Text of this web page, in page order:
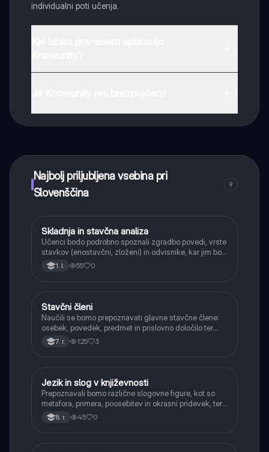
individualni poti učenja.
Najbolj priljubljena vsebina pri
Slovenščina
9
Slovenščina
Skladnja in stavčna analiza
Učenci bodo podrobno spoznali zgradbo povedi, vrste
stavkov (enostavčni, zloženi) in odvisnike, kar jim bo
omogočilo boljše razumevanje in tvorjenje
kompleksnejših besedil ter natančnejše izražanje
1. l. 55 0
Slovenščina
Stavčni členi
Naučili se bomo prepoznavati glavne stavčne člene:
osebek, povedek, predmet in prislovno določilo ter
njihovo vlogo v povedi.
7. r. 125 3
Slovenščina
Jezik in slog v književnosti
Prepoznavali bomo različne slogovne figure, kot so
metafora, primera, poosebitev in okrasni pridevek, ter
razumeli njihov pomen pri ustvarjanju vzdušja in
sporočila.
8. r. 45 0